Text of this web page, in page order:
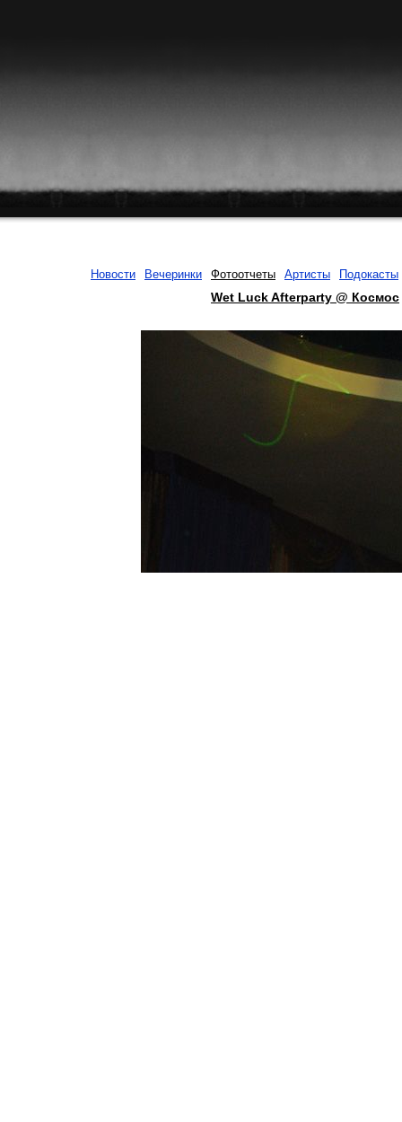
Новости Вечеринки Фотоотчеты Артисты Подокасты
Wet Luck Afterparty @ Космос